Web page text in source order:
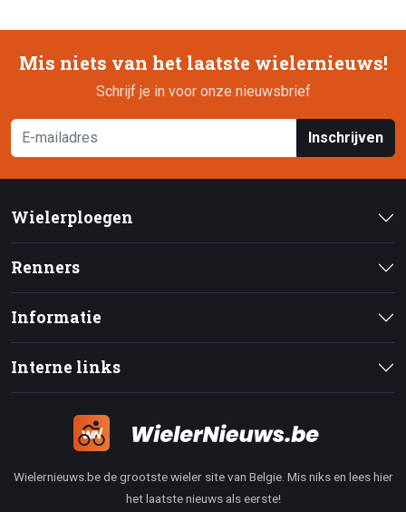
Mis niets van het laatste wielernieuws!
Schrijf je in voor onze nieuwsbrief
Inschrijven
Wielerploegen
Renners
Informatie
Interne links
Wielernieuws.be de grootste wieler site van Belgie. Mis niks en lees hier
het laatste nieuws als eerste!